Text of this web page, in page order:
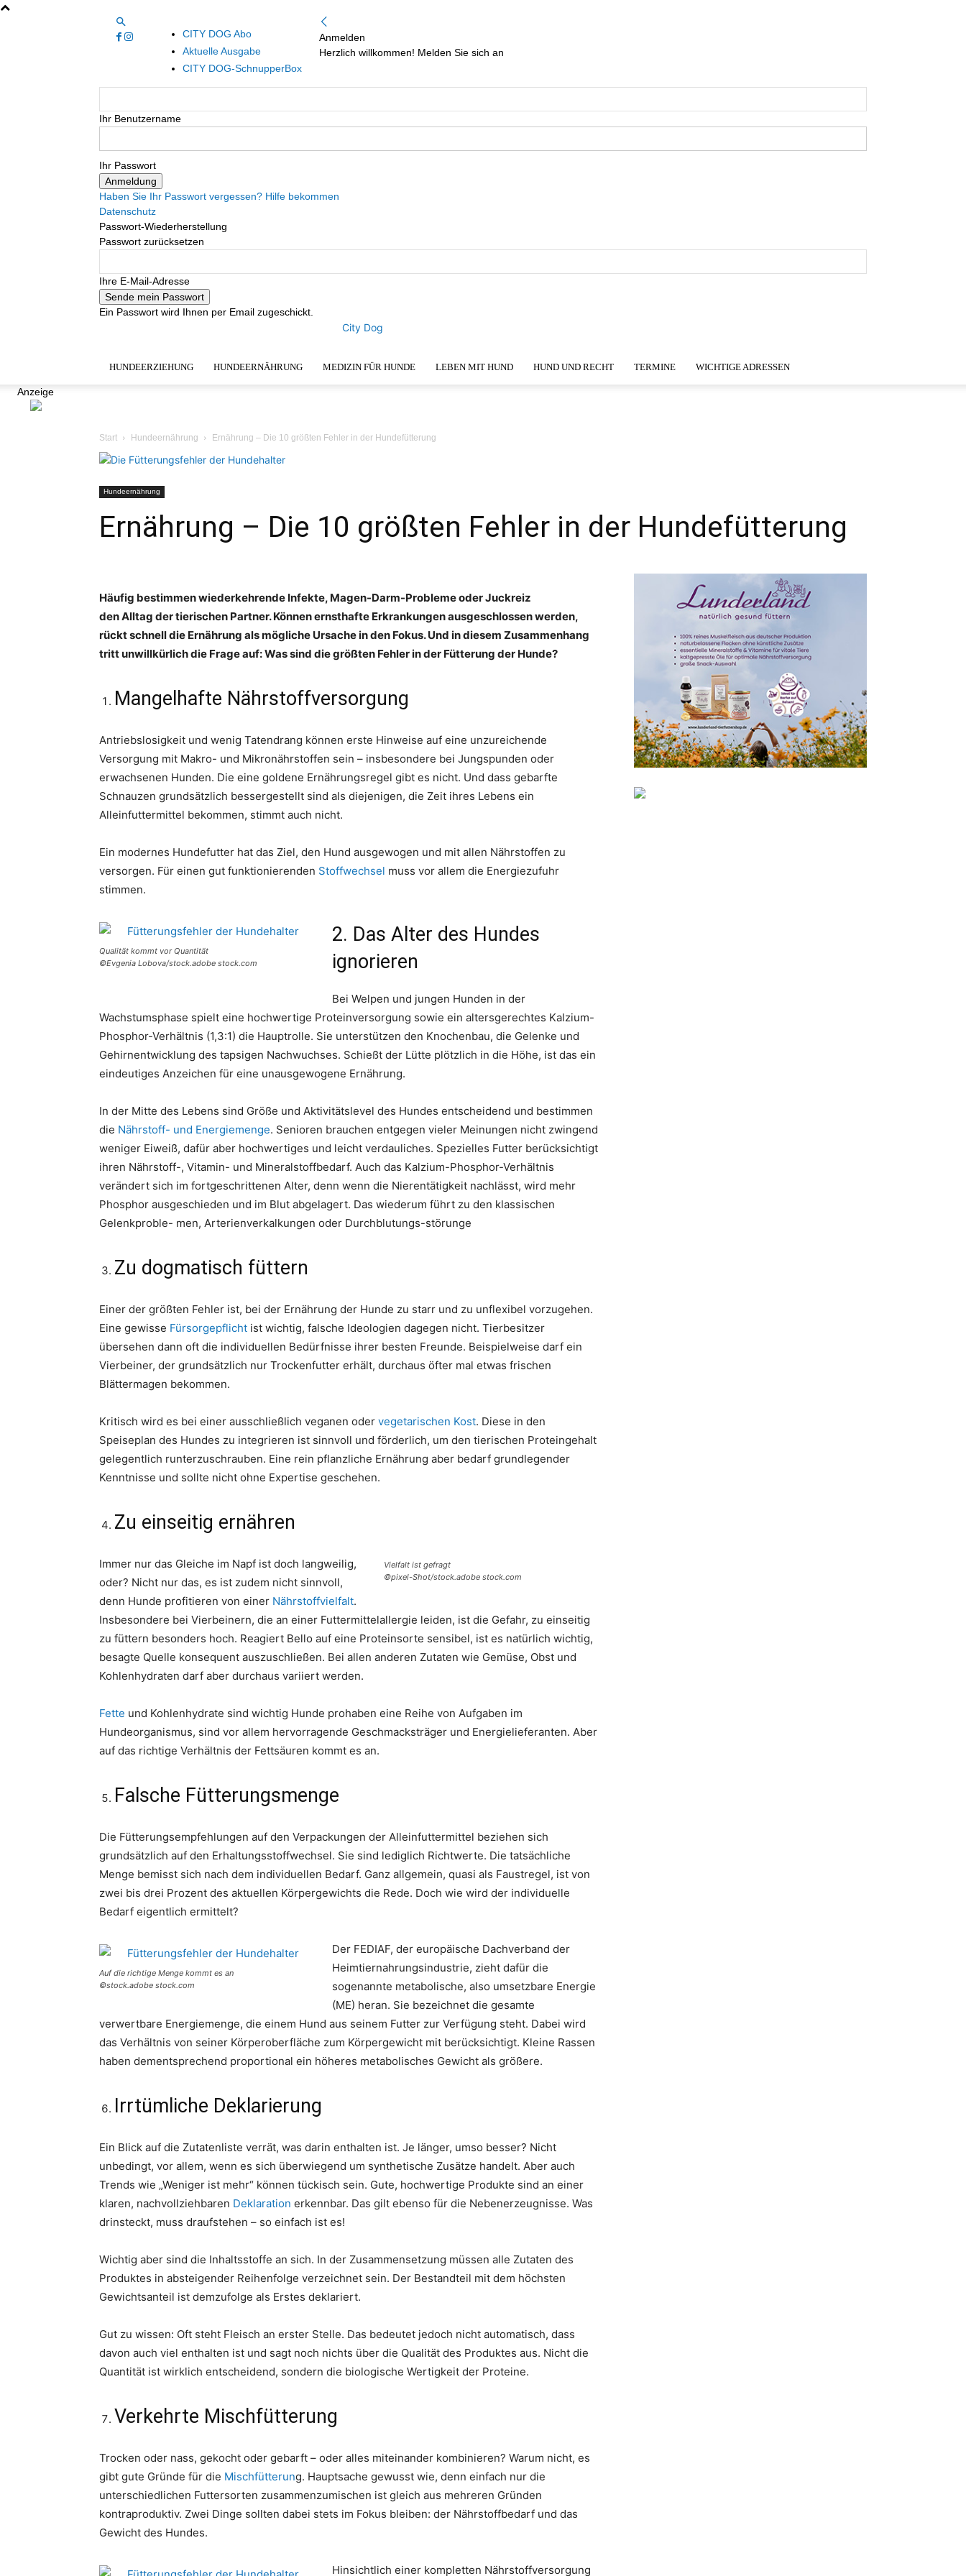
CITY DOG Abo
Aktuelle Ausgabe
CITY DOG-SchnupperBox
Anmelden
Herzlich willkommen! Melden Sie sich an
Ihr Benutzername
Ihr Passwort
Haben Sie Ihr Passwort vergessen? Hilfe bekommen
Datenschutz
Passwort-Wiederherstellung
Passwort zurücksetzen
Ihre E-Mail-Adresse
Ein Passwort wird Ihnen per Email zugeschickt.
City Dog
HUNDEERZIEHUNG HUNDEERNÄHRUNG MEDIZIN FÜR HUNDE LEBEN MIT HUND HUND UND RECHT TERMINE WICHTIGE ADRESSEN
Anzeige
Start Hundeernährung Ernährung – Die 10 größten Fehler in der Hundefütterung
Hundeernährung
Ernährung – Die 10 größten Fehler in der Hundefütterung
Häufig bestimmen wiederkehrende Infekte, Magen-Darm-Probleme oder Juckreiz
den Alltag der tierischen Partner. Können ernsthafte Erkrankungen ausgeschlossen werden,
rückt schnell die Ernährung als mögliche Ursache in den Fokus. Und in diesem Zusammenhang
tritt unwillkürlich die Frage auf: Was sind die größten Fehler in der Fütterung der Hunde?
Mangelhafte Nährstoffversorgung
Antriebslosigkeit und wenig Tatendrang können erste Hinweise auf eine unzureichende
Versorgung mit Makro- und Mikronährstoffen sein – insbesondere bei Jungspunden oder
erwachsenen Hunden. Die eine goldene Ernährungsregel gibt es nicht. Und dass gebarfte
Schnauzen grundsätzlich bessergestellt sind als diejenigen, die Zeit ihres Lebens ein
Alleinfuttermittel bekommen, stimmt auch nicht.
Ein modernes Hundefutter hat das Ziel, den Hund ausgewogen und mit allen Nährstoffen zu
versorgen. Für einen gut funktionierenden Stoffwechsel muss vor allem die Energiezufuhr
stimmen.
Qualität kommt vor Quantität
©Evgenia Lobova/stock.adobe stock.com
2. Das Alter des Hundes
ignorieren
Bei Welpen und jungen Hunden in der
Wachstumsphase spielt eine hochwertige Proteinversorgung sowie ein altersgerechtes Kalzium-
Phosphor-Verhältnis (1,3:1) die Hauptrolle. Sie unterstützen den Knochenbau, die Gelenke und
Gehirnentwicklung des tapsigen Nachwuchses. Schießt der Lütte plötzlich in die Höhe, ist das ein
eindeutiges Anzeichen für eine unausgewogene Ernährung.
In der Mitte des Lebens sind Größe und Aktivitätslevel des Hundes entscheidend und bestimmen
die Nährstoff- und Energiemenge. Senioren brauchen entgegen vieler Meinungen nicht zwingend
weniger Eiweiß, dafür aber hochwertiges und leicht verdauliches. Spezielles Futter berücksichtigt
ihren Nährstoff-, Vitamin- und Mineralstoffbedarf. Auch das Kalzium-Phosphor-Verhältnis
verändert sich im fortgeschrittenen Alter, denn wenn die Nierentätigkeit nachlässt, wird mehr
Phosphor ausgeschieden und im Blut abgelagert. Das wiederum führt zu den klassischen
Gelenkproble- men, Arterienverkalkungen oder Durchblutungs-störunge
Zu dogmatisch füttern
Einer der größten Fehler ist, bei der Ernährung der Hunde zu starr und zu unflexibel vorzugehen.
Eine gewisse Fürsorgepflicht ist wichtig, falsche Ideologien dagegen nicht. Tierbesitzer
übersehen dann oft die individuellen Bedürfnisse ihrer besten Freunde. Beispielweise darf ein
Vierbeiner, der grundsätzlich nur Trockenfutter erhält, durchaus öfter mal etwas frischen
Blättermagen bekommen.
Kritisch wird es bei einer ausschließlich veganen oder vegetarischen Kost. Diese in den
Speiseplan des Hundes zu integrieren ist sinnvoll und förderlich, um den tierischen Proteingehalt
gelegentlich runterzuschrauben. Eine rein pflanzliche Ernährung aber bedarf grundlegender
Kenntnisse und sollte nicht ohne Expertise geschehen.
Zu einseitig ernähren
Vielfalt ist gefragt
©pixel-Shot/stock.adobe stock.com
Immer nur das Gleiche im Napf ist doch langweilig,
oder? Nicht nur das, es ist zudem nicht sinnvoll,
denn Hunde profitieren von einer Nährstoffvielfalt.
Insbesondere bei Vierbeinern, die an einer Futtermittelallergie leiden, ist die Gefahr, zu einseitig
zu füttern besonders hoch. Reagiert Bello auf eine Proteinsorte sensibel, ist es natürlich wichtig,
besagte Quelle konsequent auszuschließen. Bei allen anderen Zutaten wie Gemüse, Obst und
Kohlenhydraten darf aber durchaus variiert werden.
Fette und Kohlenhydrate sind wichtig Hunde prohaben eine Reihe von Aufgaben im
Hundeorganismus, sind vor allem hervorragende Geschmacksträger und Energielieferanten. Aber
auf das richtige Verhältnis der Fettsäuren kommt es an.
Falsche Fütterungsmenge
Die Fütterungsempfehlungen auf den Verpackungen der Alleinfuttermittel beziehen sich
grundsätzlich auf den Erhaltungsstoffwechsel. Sie sind lediglich Richtwerte. Die tatsächliche
Menge bemisst sich nach dem individuellen Bedarf. Ganz allgemein, quasi als Faustregel, ist von
zwei bis drei Prozent des aktuellen Körpergewichts die Rede. Doch wie wird der individuelle
Bedarf eigentlich ermittelt?
Auf die richtige Menge kommt es an
©stock.adobe stock.com
Der FEDIAF, der europäische Dachverband der
Heimtiernahrungsindustrie, zieht dafür die
sogenannte metabolische, also umsetzbare Energie
(ME) heran. Sie bezeichnet die gesamte
verwertbare Energiemenge, die einem Hund aus seinem Futter zur Verfügung steht. Dabei wird
das Verhältnis von seiner Körperoberfläche zum Körpergewicht mit berücksichtigt. Kleine Rassen
haben dementsprechend proportional ein höheres metabolisches Gewicht als größere.
Irrtümliche Deklarierung
Ein Blick auf die Zutatenliste verrät, was darin enthalten ist. Je länger, umso besser? Nicht
unbedingt, vor allem, wenn es sich überwiegend um synthetische Zusätze handelt. Aber auch
Trends wie „Weniger ist mehr“ können tückisch sein. Gute, hochwertige Produkte sind an einer
klaren, nachvollziehbaren Deklaration erkennbar. Das gilt ebenso für die Nebenerzeugnisse. Was
drinsteckt, muss draufstehen – so einfach ist es!
Wichtig aber sind die Inhaltsstoffe an sich. In der Zusammensetzung müssen alle Zutaten des
Produktes in absteigender Reihenfolge verzeichnet sein. Der Bestandteil mit dem höchsten
Gewichtsanteil ist demzufolge als Erstes deklariert.
Gut zu wissen: Oft steht Fleisch an erster Stelle. Das bedeutet jedoch nicht automatisch, dass
davon auch viel enthalten ist und sagt noch nichts über die Qualität des Produktes aus. Nicht die
Quantität ist wirklich entscheidend, sondern die biologische Wertigkeit der Proteine.
Verkehrte Mischfütterung
Trocken oder nass, gekocht oder gebarft – oder alles miteinander kombinieren? Warum nicht, es
gibt gute Gründe für die Mischfütterung. Hauptsache gewusst wie, denn einfach nur die
unterschiedlichen Futtersorten zusammenzumischen ist gleich aus mehreren Gründen
kontraproduktiv. Zwei Dinge sollten dabei stets im Fokus bleiben: der Nährstoffbedarf und das
Gewicht des Hundes.
Hinsichtlich einer kompletten Nährstoffversorgung